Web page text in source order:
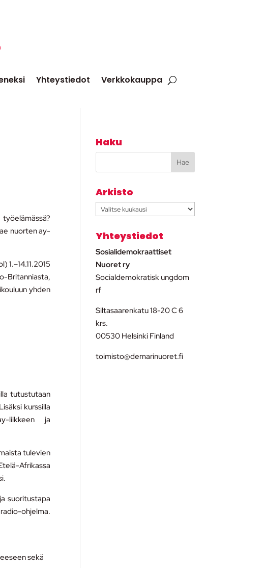
Yhteystiedot Verkkokauppa
nuorten ay-
Britanniasta,
yhden
tutustutaan
kurssilla
liikkeen ja
tulevien
Afrikassa
suoritustapa
ohjelma.
sekä
Haku
Arkisto
Arkisto
Yhteystiedot
Sosialidemokraattiset
Nuoret ry
Socialdemokratisk ungdom
rf
Siltasaarenkatu 18-20 C 6
krs.
00530 Helsinki Finland
toimisto@demarinuoret.fi